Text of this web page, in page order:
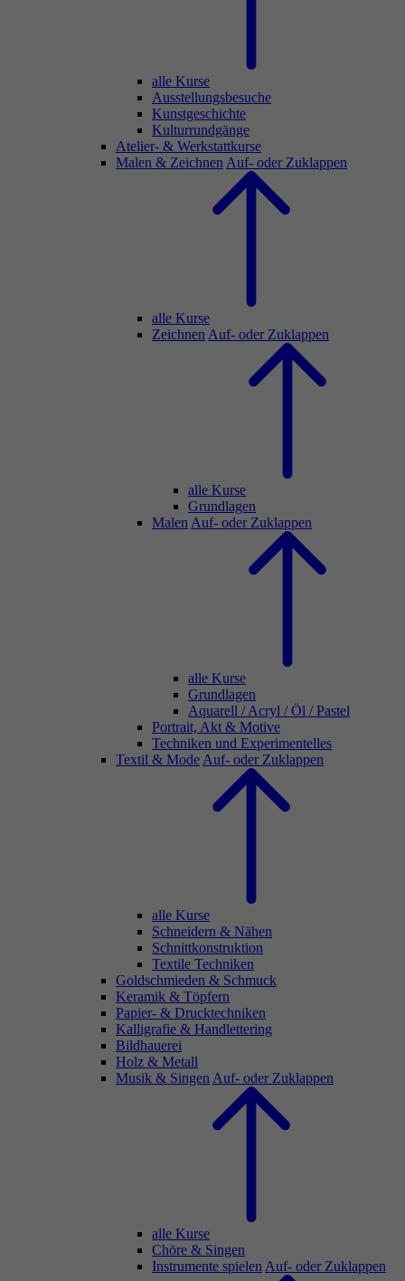
alle Kurse
Ausstellungsbesuche
Kunstgeschichte
Kulturrundgänge
Atelier- & Werkstattkurse
Malen & Zeichnen Auf- oder Zuklappen
alle Kurse
Zeichnen Auf- oder Zuklappen
alle Kurse
Grundlagen
Malen Auf- oder Zuklappen
alle Kurse
Grundlagen
Aquarell / Acryl / Öl / Pastel
Portrait, Akt & Motive
Techniken und Experimentelles
Textil & Mode Auf- oder Zuklappen
alle Kurse
Schneidern & Nähen
Schnittkonstruktion
Textile Techniken
Goldschmieden & Schmuck
Keramik & Töpfern
Papier- & Drucktechniken
Kalligrafie & Handlettering
Bildhauerei
Holz & Metall
Musik & Singen Auf- oder Zuklappen
alle Kurse
Chöre & Singen
Instrumente spielen Auf- oder Zuklappen